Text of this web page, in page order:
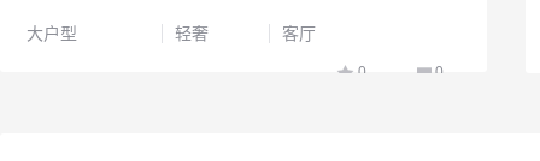
大户型 轻奢 客厅
0 0